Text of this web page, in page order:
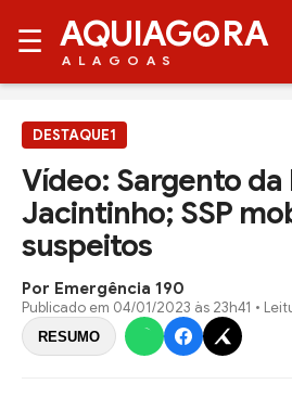
☰ AQUIAG RA
ALAGOAS
DESTAQUE1
Vídeo: Sargento da
Jacintinho; SSP
suspeitos
Por Emergência 190
Publicado em 04/01/2023 às 23h41 •
RESUMO